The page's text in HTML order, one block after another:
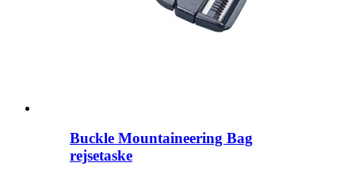
Buckle Mountaineering Bag
rejsetaske